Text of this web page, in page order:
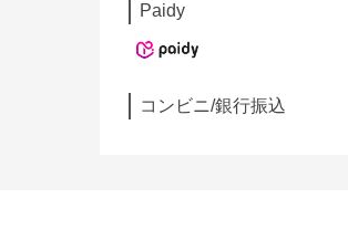
Paidy
コンビニ/銀行振込